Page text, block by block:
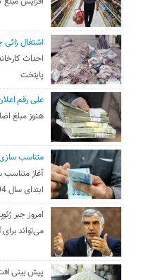
اشتغال زائی
احداث
پایتخت
علی رقم
هنوز مبلغ
متناسب
آغاز
ابتدای سال 1404
امروز جبر
می‌تواند
پیش بینی افت